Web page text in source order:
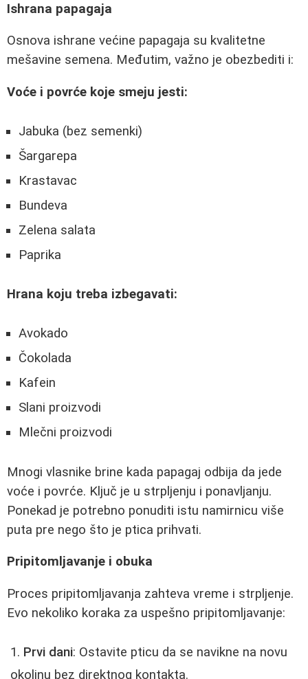
Ishrana papagaja
Osnova ishrane većine papagaja su kvalitetne
mešavine semena. Međutim, važno je obezbediti i:
Voće i povrće koje smeju jesti:
Jabuka (bez semenki)
Šargarepa
Krastavac
Bundeva
Zelena salata
Paprika
Hrana koju treba izbegavati:
Avokado
Čokolada
Kafein
Slani proizvodi
Mlečni proizvodi
Mnogi vlasnike brine kada papagaj odbija da jede
voće i povrće. Ključ je u strpljenju i ponavljanju.
Ponekad je potrebno ponuditi istu namirnicu više
puta pre nego što je ptica prihvati.
Pripitomljavanje i obuka
Proces pripitomljavanja zahteva vreme i strpljenje.
Evo nekoliko koraka za uspešno pripitomljavanje:
Prvi dani: Ostavite pticu da se navikne na novu
okolinu bez direktnog kontakta.